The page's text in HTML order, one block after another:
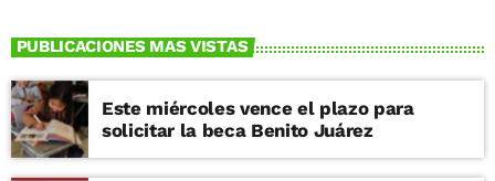
PUBLICACIONES MAS VISTAS
Este miércoles vence el plazo para
solicitar la beca Benito Juárez